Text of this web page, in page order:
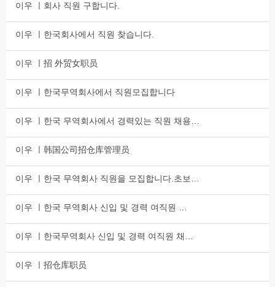
이우 ㅣ회사 직원 구합니다.
이우 ㅣ한국회사에서 직원 찾습니다.
이우 ㅣ招 外贸女职员
이우 ㅣ한국무역회사에서 직원모집합니다
이우 ㅣ한국 무역회사에서 경력있는 직원 채용…
이우 ㅣ韩国公司招仓库管理员
이우 ㅣ한국 무역회사 직원을 모집합니다.초보…
이우 ㅣ한국 무역회사 신입 및 경력 여직원 …
이우 ㅣ한국무역회사 신입 및 경력 여직원 채…
이우 ㅣ招仓库职员